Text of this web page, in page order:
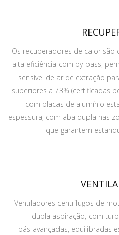
Os recuperadores de calor
alta eficiência com by-pass,
sensível de ar de extração
superiores a 73% (certificadas
com placas de alumínio
espessura, com aba dupla nas
que garantem
Ventiladores centrífugos de
dupla aspiração, com
pás avançadas, equilibradas